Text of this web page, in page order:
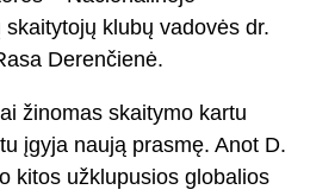
klubų vadovės dr.
Derenčienė.
žinomas skaitymo kartu
įgyja naują prasmę. Anot D.
kitos užklupusios globalios